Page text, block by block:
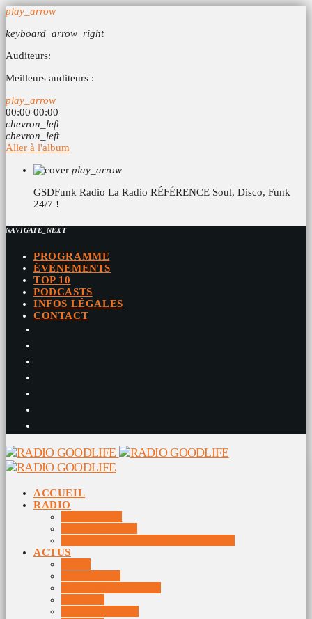
play_arrow
keyboard_arrow_right
Auditeurs:
Meilleurs auditeurs :
play_arrow
00:00 00:00
chevron_left
chevron_left
Aller à l'album
play_arrow
GSDFunk Radio La Radio RÉFÉRENCE Soul, Disco, Funk
24/7 !
NAVIGATE_NEXT
PROGRAMME
ÉVÉNEMENTS
TOP 10
PODCASTS
INFOS LÉGALES
CONTACT
ACCUEIL
RADIO
ACTUS